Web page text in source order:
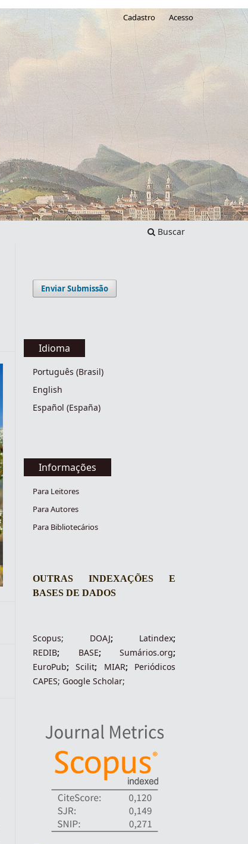
Buscar
Cadastro Acesso
Enviar Submissão
Idioma
Português (Brasil)
English
Español (España)
Informações
Para Leitores
Para Autores
Para Bibliotecários
OUTRAS INDEXAÇÕES E
BASES DE DADOS
Scopus; DOAJ; Latindex;
REDIB; BASE; Sumários.org;
EuroPub; Scilit; MIAR; Periódicos
CAPES; Google Scholar;